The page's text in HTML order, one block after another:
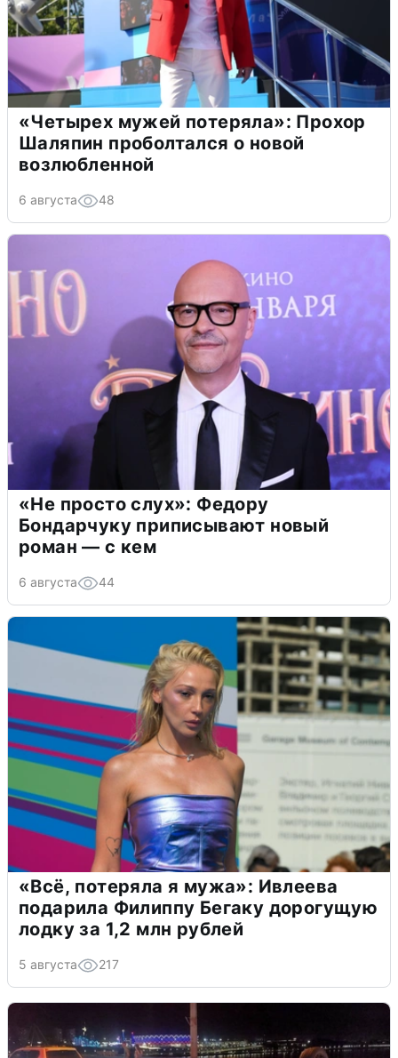
«Четырех мужей потеряла»: Прохор
Шаляпин проболтался о новой
возлюбленной
6 августа 48
«Не просто слух»: Федору
Бондарчуку приписывают новый
роман — с кем
6 августа 44
«Всё, потеряла я мужа»: Ивлеева
подарила Филиппу Бегаку дорогущую
лодку за 1,2 млн рублей
5 августа 217